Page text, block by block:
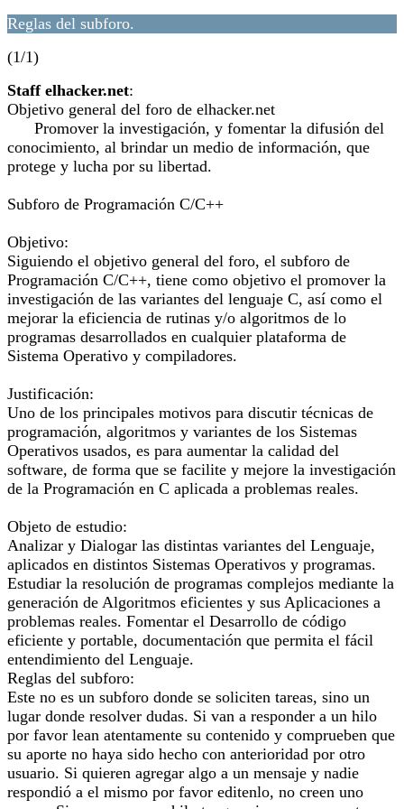
Reglas del subforo.
(1/1)
Staff elhacker.net:
Objetivo general del foro de elhacker.net
Promover la investigación, y fomentar la difusión del
conocimiento, al brindar un medio de información, que
protege y lucha por su libertad.
Subforo de Programación C/C++
Objetivo:
Siguiendo el objetivo general del foro, el subforo de
Programación C/C++, tiene como objetivo el promover la
investigación de las variantes del lenguaje C, así como el
mejorar la eficiencia de rutinas y/o algoritmos de lo
programas desarrollados en cualquier plataforma de
Sistema Operativo y compiladores.
Justificación:
Uno de los principales motivos para discutir técnicas de
programación, algoritmos y variantes de los Sistemas
Operativos usados, es para aumentar la calidad del
software, de forma que se facilite y mejore la investigación
de la Programación en C aplicada a problemas reales.
Objeto de estudio:
Analizar y Dialogar las distintas variantes del Lenguaje,
aplicados en distintos Sistemas Operativos y programas.
Estudiar la resolución de programas complejos mediante la
generación de Algoritmos eficientes y sus Aplicaciones a
problemas reales. Fomentar el Desarrollo de código
eficiente y portable, documentación que permita el fácil
entendimiento del Lenguaje.
Reglas del subforo:
Este no es un subforo donde se soliciten tareas, sino un
lugar donde resolver dudas. Si van a responder a un hilo
por favor lean atentamente su contenido y comprueben que
su aporte no haya sido hecho con anterioridad por otro
usuario. Si quieren agregar algo a un mensaje y nadie
respondió a el mismo por favor editenlo, no creen uno